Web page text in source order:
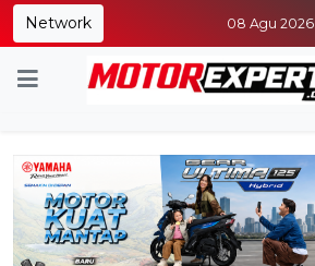
Network 08 Agu 2026